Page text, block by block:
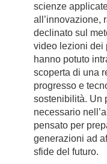
scienze
all’innovazione,
declinato sul
video lezioni dei
hanno potuto
scoperta di una
progresso e
sostenibilità. Un
necessario
pensato per
generazioni ad
sfide del futuro.